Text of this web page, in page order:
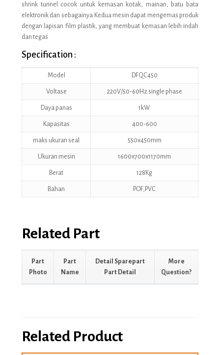
shrink tunnel cocok untuk kemasan kotak, mainan, batu bata
elektronik dan sebagainya.Kedua mesin dapat mengemas produk
dengan lapisan film plastik, yang membuat kemasan lebih indah
dan tegas
Specification :
Model DFQC450
Voltase 220V/50-60Hz single phase
Daya panas 1kW
Kapasitas 400-600
maks ukuran seal 550x450mm
Ukuran mesin 1600x700x1170mm
Berat 128Kg
Bahan POF,PVC
Related Part
Part
Photo
Part
Name
Detail Sparepart
Part Detail
More
Question?
Related Product